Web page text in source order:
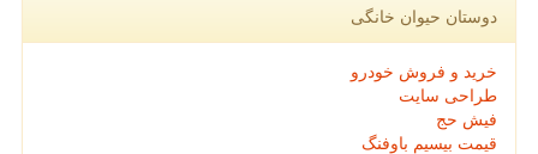
دوستان حیوان خانگی
خرید و فروش خودرو
طراحی سایت
فیش حج
قیمت بیسیم باوفنگ